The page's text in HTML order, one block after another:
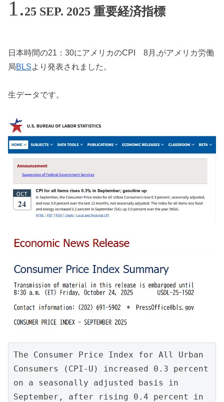
25 SEP. 2025 重要経済指標
日本時間の21：30にアメリカのCPI 8月,がアメリカ労働
局BLSより発表されました。
生データです。
The Consumer Price Index for All Urban
Consumers (CPI-U) increased 0.3 percent
on a seasonally adjusted basis in
September, after rising 0.4 percent in